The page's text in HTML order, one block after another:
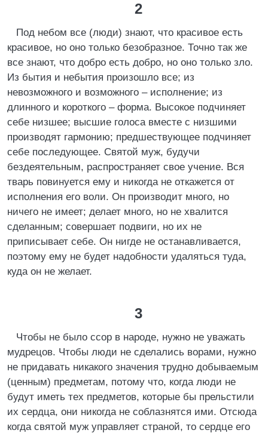
2
Под небом все (люди) знают, что красивое есть
красивое, но оно только безобразное. Точно так же
все знают, что добро есть добро, но оно только зло.
Из бытия и небытия произошло все; из
невозможного и возможного – исполнение; из
длинного и короткого – форма. Высокое подчиняет
себе низшее; высшие голоса вместе с низшими
производят гармонию; предшествующее подчиняет
себе последующее. Святой муж, будучи
бездеятельным, распространяет свое учение. Вся
тварь повинуется ему и никогда не откажется от
исполнения его воли. Он производит много, но
ничего не имеет; делает много, но не хвалится
сделанным; совершает подвиги, но их не
приписывает себе. Он нигде не останавливается,
поэтому ему не будет надобности удаляться туда,
куда он не желает.
3
Чтобы не было ссор в народе, нужно не уважать
мудрецов. Чтобы люди не сделались ворами, нужно
не придавать никакого значения трудно добываемым
(ценным) предметам, потому что, когда люди не
будут иметь тех предметов, которые бы прельстили
их сердца, они никогда не соблазнятся ими. Отсюда
когда святой муж управляет страной, то сердце его